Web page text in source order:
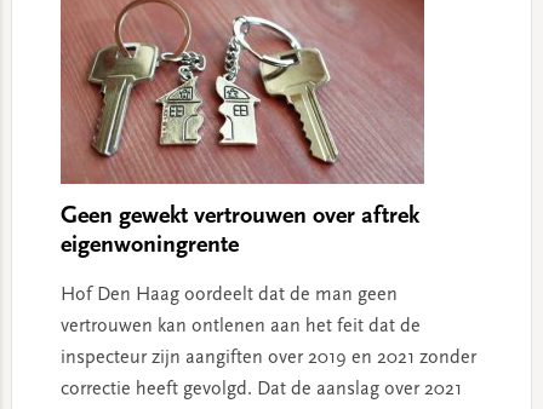
Geen gewekt vertrouwen over aftrek
eigenwoningrente
Hof Den Haag oordeelt dat de man geen
vertrouwen kan ontlenen aan het feit dat de
inspecteur zijn aangiften over 2019 en 2021 zonder
correctie heeft gevolgd. Dat de aanslag over 2021